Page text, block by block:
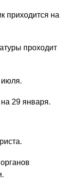
приходится на
проходит
июля.
29 января.